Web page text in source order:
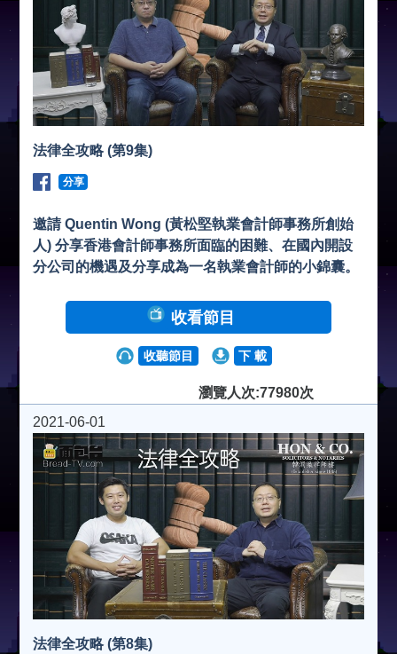
法律全攻略 (第9集)
分享
邀請 Quentin Wong (黃松堅執業會計師事務所創始
人) 分享香港會計師事務所面臨的困難、在國內開設
分公司的機遇及分享成為一名執業會計師的小錦囊。
收看節目
收聽節目 下 載
瀏覽人次:77980次
2021-06-01
法律全攻略 (第8集)